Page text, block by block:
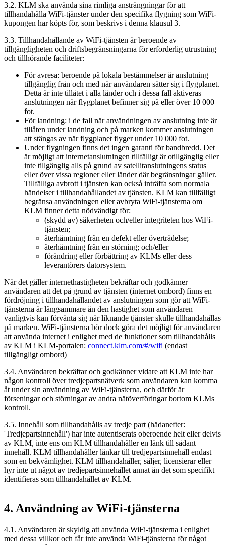
3.2. KLM ska använda sina rimliga ansträngningar för att
tillhandahålla WiFi-tjänster under den specifika flygning som WiFi-
kupongen har köpts för, som beskrivs i denna klausul 3.
3.3. Tillhandahållande av WiFi-tjänsten är beroende av
tillgängligheten och driftsbegränsningarna för erforderlig utrustning
och tillhörande faciliteter:
För avresa: beroende på lokala bestämmelser är anslutning
tillgänglig från och med när användaren sätter sig i flygplanet.
Detta är inte tillåtet i alla länder och i dessa fall aktiveras
anslutningen när flygplanet befinner sig på eller över 10 000
fot.
För landning: i de fall när användningen av anslutning inte är
tillåten under landning och på marken kommer anslutningen
att stängas av när flygplanet flyger under 10 000 fot.
Under flygningen finns det ingen garanti för bandbredd. Det
är möjligt att internetanslutningen tillfälligt är otillgänglig eller
inte tillgänglig alls på grund av satellitanslutningens status
eller över vissa regioner eller länder där begränsningar gäller.
Tillfälliga avbrott i tjänsten kan också inträffa som normala
händelser i tillhandahållandet av tjänsten. KLM kan tillfälligt
begränsa användningen eller avbryta WiFi-tjänsterna om
KLM finner detta nödvändigt för:
(skydd av) säkerheten och/eller integriteten hos WiFi-
tjänsten;
återhämtning från en defekt eller överträdelse;
återhämtning från en störning; och/eller
förändring eller förbättring av KLMs eller dess
leverantörers datorsystem.
När det gäller internethastigheten bekräftar och godkänner
användaren att det på grund av tjänsten (internet ombord) finns en
fördröjning i tillhandahållandet av anslutningen som gör att WiFi-
tjänsterna är långsammare än den hastighet som användaren
vanligtvis kan förvänta sig när liknande tjänster skulle tillhandahållas
på marken. WiFi-tjänsterna bör dock göra det möjligt för användaren
att använda internet i enlighet med de funktioner som tillhandahålls
av KLM i KLM-portalen: connect.klm.com/#/wifi (endast
tillgängligt ombord)
3.4. Användaren bekräftar och godkänner vidare att KLM inte har
någon kontroll över tredjepartsnätverk som användaren kan komma
åt under sin användning av WiFi-tjänsterna, och därför är
förseningar och störningar av andra nätöverföringar bortom KLMs
kontroll.
3.5. Innehåll som tillhandahålls av tredje part (hädanefter:
'Tredjepartsinnehåll') har inte autentiserats oberoende helt eller delvis
av KLM, inte ens om KLM tillhandahåller en länk till sådant
innehåll. KLM tillhandahåller länkar till tredjepartsinnehåll endast
som en bekvämlighet. KLM tillhandahåller, säljer, licensierar eller
hyr inte ut något av tredjepartsinnehållet annat än det som specifikt
identifieras som tillhandahållet av KLM.
4. Användning av WiFi-tjänsterna
4.1. Användaren är skyldig att använda WiFi-tjänsterna i enlighet
med dessa villkor och får inte använda WiFi-tjänsterna för något